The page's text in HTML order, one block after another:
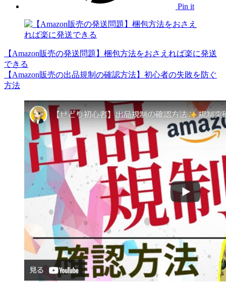
Pin it
【Amazon販売の発送問題】梱包方法をおさえれば楽に発送
できる
【Amazon販売の出品規制の確認方法】初心者の失敗を防ぐ
方法